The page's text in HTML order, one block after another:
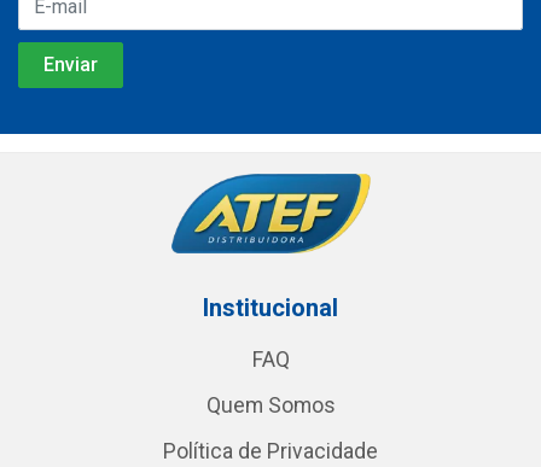
Institucional
FAQ
Quem Somos
Política de Privacidade